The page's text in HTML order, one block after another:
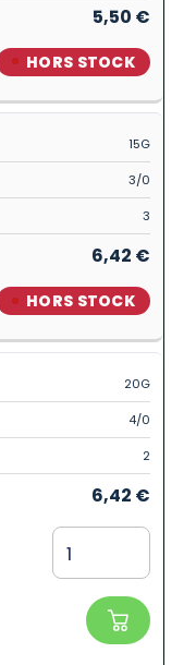
5,50 €
HORS STOCK
15G
3/0
3
6,42 €
HORS STOCK
20G
4/0
2
6,42 €